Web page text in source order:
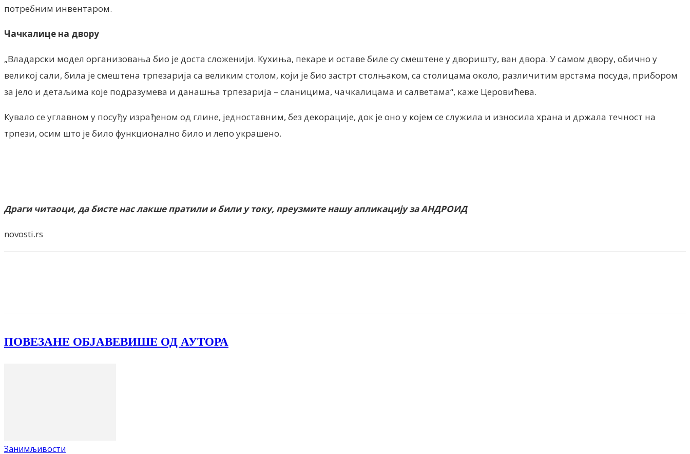
потребним инвентаром.
Чачкалице на двору
„Владарски модел организовања био је доста сложенији. Кухиња, пекаре и оставе биле су смештене у дворишту, ван двора. У самом двору, обично у
великој сали, била је смештена трпезарија са великим столом, који је био застрт столњаком, са столицама около, различитим врстама посуда, прибором
за јело и детаљима које подразумева и данашња трпезарија – сланицима, чачкалицама и салветама“, каже Церовићева.
Кувало се углавном у посуђу израђеном од глине, једноставним, без декорације, док је оно у којем се служила и износила храна и држала течност на
трпези, осим што је било функционално било и лепо украшено.
Драги читаоци, да бисте нас лакше пратили и били у току, преузмите нашу апликацију за АНДРОИД
novosti.rs
ПОВЕЗАНЕ ОБЈАВЕВИШЕ ОД АУТОРА
Занимљивости